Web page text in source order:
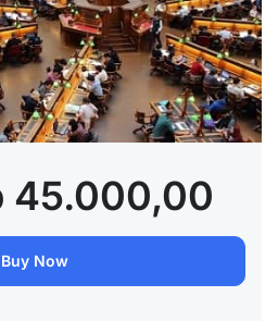
45.000,00
Buy Now